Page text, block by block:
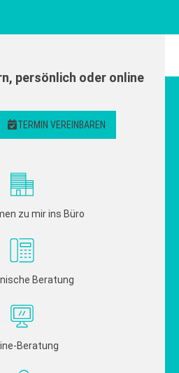
persönlich oder online
TERMIN VEREINBAREN
zu mir ins Büro
Beratung
Beratung